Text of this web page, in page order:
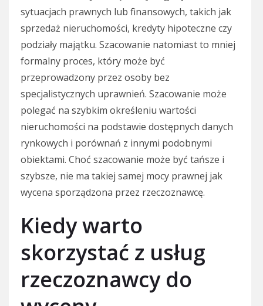
sytuacjach prawnych lub finansowych, takich jak
sprzedaż nieruchomości, kredyty hipoteczne czy
podziały majątku. Szacowanie natomiast to mniej
formalny proces, który może być
przeprowadzony przez osoby bez
specjalistycznych uprawnień. Szacowanie może
polegać na szybkim określeniu wartości
nieruchomości na podstawie dostępnych danych
rynkowych i porównań z innymi podobnymi
obiektami. Choć szacowanie może być tańsze i
szybsze, nie ma takiej samej mocy prawnej jak
wycena sporządzona przez rzeczoznawcę.
Kiedy warto
skorzystać z usług
rzeczoznawcy do